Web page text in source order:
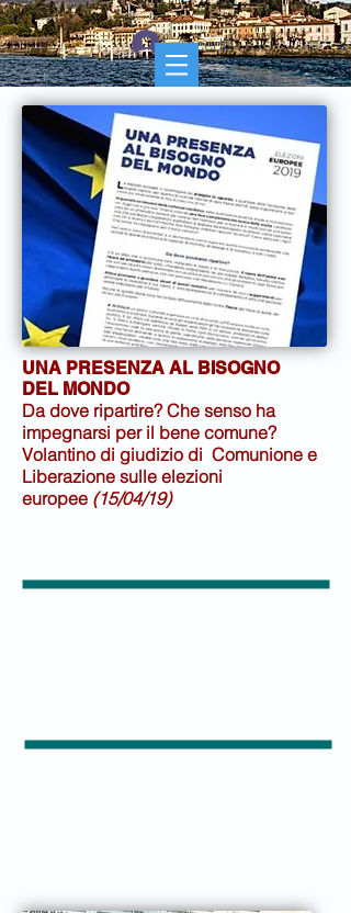
Accedi
UNA PRESENZA AL BISOGNO
DEL MONDO
Da dove ripartire? Che senso ha
impegnarsi per il bene comune?
Volantino di giudizio di Comunione e
Liberazione sulle elezioni
europee (15/04/19)